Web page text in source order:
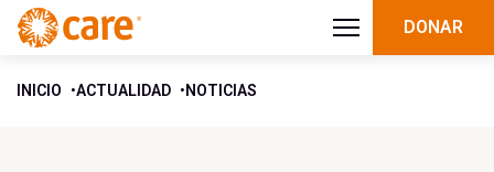
DONAR
INICIO ACTUALIDAD NOTICIAS